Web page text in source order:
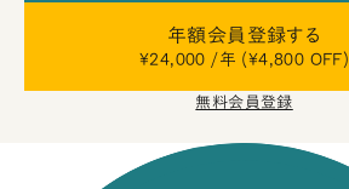
年額会員登録する
¥24,000 /年 (¥4,800 OFF)
無料会員登録